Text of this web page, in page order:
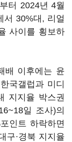
터 2024년 4월
서 30%대, 리얼
사이를 횡보하
배 이후에는 윤
국갤럽과 미디
지지율 박스권
일 조사)의
인트 하락하면
구·경북 지지율